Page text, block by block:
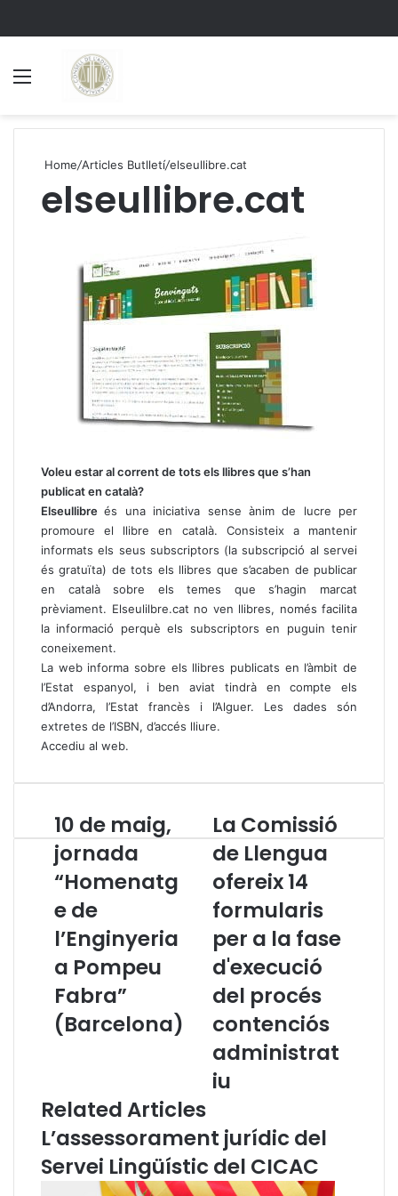
Home/Articles Butlletí/elseullibre.cat
elseullibre.cat
Voleu estar al corrent de tots els llibres que s’han
publicat en català?
Elseullibreés una iniciativa sense ànim de lucre per
promoure el llibre en català. Consisteix a mantenir
informats els seus subscriptors (la subscripció al servei
és gratuïta) de tots els llibres que s’acaben de publicar
en català sobre els temes que s’hagin marcat
prèviament. Elseulilbre.cat no ven llibres, només facilita
la informació perquè els subscriptors en puguin tenir
coneixement.
La web informa sobre els llibres publicats en l’àmbit de
l’Estat espanyol, i ben aviat tindrà en compte els
d’Andorra, l’Estat francès i l’Alguer. Les dades són
extretes de l’ISBN, d’accés lliure.
Accediu al web.
1
0
d
e
a
i
g
,
j
o
r
“
H
m
10 de maig,
jornada
“Homenatg
e de
l’Enginyeria
a Pompeu
Fabra”
(Barcelona)
L
a
C
o
i
s
s
i
d
e
l
e
u
o
f
La Comissió
de Llengua
ofereix 14
formularis
per a la fase
d'execució
del procés
contenciós
administrat
iu
Related Articles
L’assessorament jurídic del
Servei Lingüístic del CICAC